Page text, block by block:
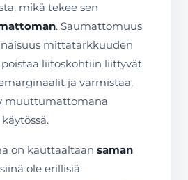
mikä tekee sen
. Saumattomuus
mittatarkkuuden
poistaa liitoskohtiin liittyvät
ja varmistaa,
muuttumattomana
on kauttaaltaan saman
ole erillisiä